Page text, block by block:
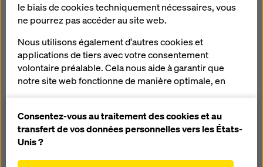
Nibelungen à
Ratisbonne
Allemagne
Deux chariots pour pont mixte furent mis en oeuvre pour la
le biais de cookies techniquement nécessaires, vous
ne pourrez pas accéder au site web.
Nous utilisons également d'autres cookies et
applications de tiers avec votre consentement
volontaire préalable. Cela nous aide à garantir que
notre site web fonctionne de manière optimale, en
améliorer en permanence la fonctionnalité de
notre site web (cookies fonctionnels et
statistiques),
Consentez-vous au traitement des cookies et au
transfert de vos données personnelles vers les États-
Unis ?